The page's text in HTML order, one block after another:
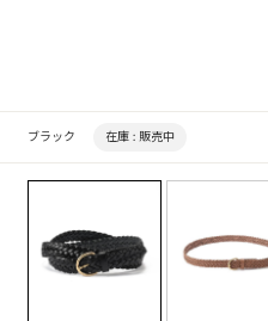
ブラック 在庫 : 販売中